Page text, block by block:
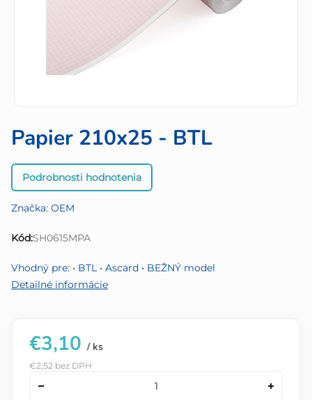
Papier 210x25 - BTL
Priemerné
hodnotenie
je
0,0
5
hviezdičiek.
Podrobnosti hodnotenia
Značka: OEM
Kód:SH0615MPA
Vhodný pre: • BTL • Ascard • BEŽNÝ model
Detailné informácie
€3,10 / ks
€2,52 bez DPH